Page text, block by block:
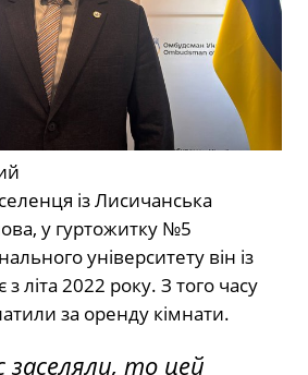
із Лисичанська
у гуртожитку №5
університету він із
літа 2022 року. З того часу
за оренду кімнати.
заселяли, то цей